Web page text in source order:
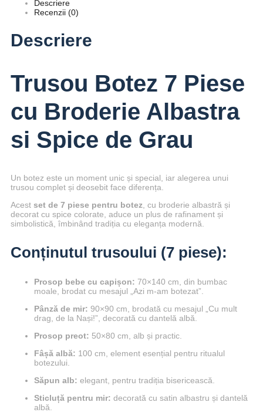
Descriere
Recenzii (0)
Descriere
Trusou Botez 7 Piese
cu Broderie Albastra
si Spice de Grau
Un botez este un moment unic și special, iar alegerea unui
trusou complet și deosebit face diferența.
Acest set de 7 piese pentru botez , cu broderie albastră și
decorat cu spice colorate, aduce un plus de rafinament și
simbolistică, îmbinând tradiția cu eleganța modernă.
Conținutul trusoului (7 piese):
Prosop bebe cu capișon: 70×140 cm, din bumbac
moale, brodat cu mesajul „Azi m-am botezat”.
Pânză de mir: 90×90 cm, brodată cu mesajul „Cu mult
drag, de la Nași!”, decorată cu dantelă albă.
Prosop preot: 50×80 cm, alb și practic.
Fâșă albă: 100 cm, element esențial pentru ritualul
botezului.
Săpun alb: elegant, pentru tradiția bisericească.
Sticluță pentru mir: decorată cu satin albastru și dantelă
albă.